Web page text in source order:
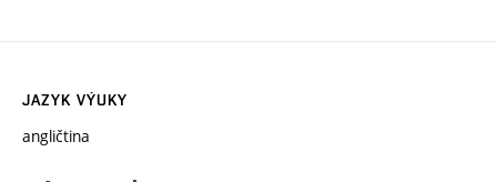
JAZYK VÝUKY
angličtina